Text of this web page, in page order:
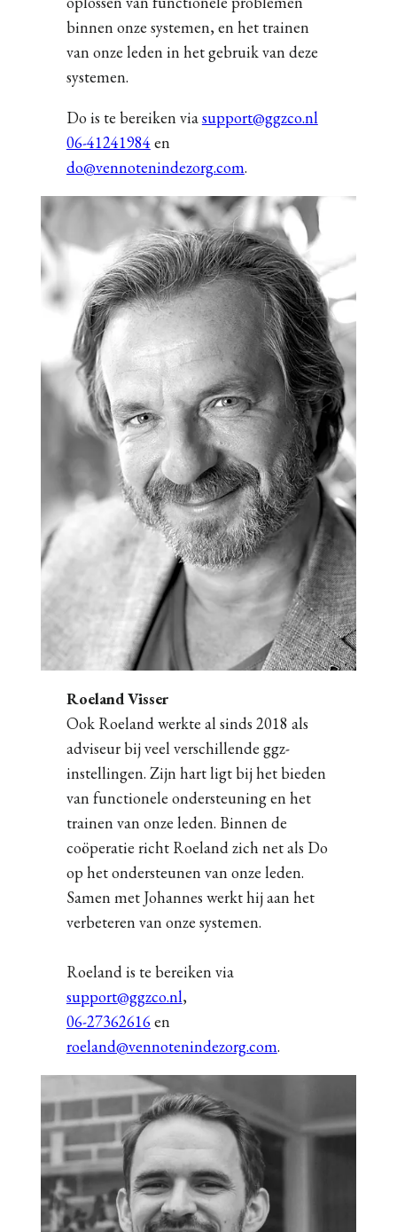
binnen onze systemen, en het trainen
van onze leden in het gebruik van deze
systemen.
Do is te bereiken viasupport@ggzco.nl
06-41241984 en
do@vennotenindezorg.com.
Roeland Visser
Ook Roeland werkte al sinds 2018 als
adviseur bij veel verschillende ggz-
instellingen. Zijn hart ligt bij het bieden
van functionele ondersteuning en het
trainen van onze leden. Binnen de
coöperatie richt Roeland zich net als Do
op het ondersteunen van onze leden.
Samen met Johannes werkt hij aan het
verbeteren van onze systemen.
Roeland is te bereiken via
support@ggzco.nl,
06-27362616en
roeland@vennotenindezorg.com.